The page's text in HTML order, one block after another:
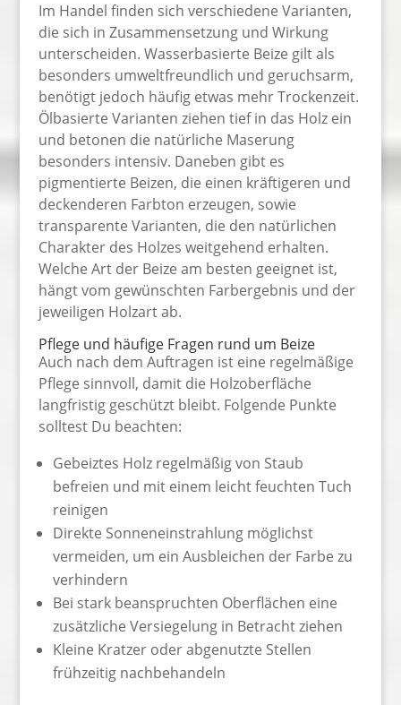
Im Handel finden sich verschiedene Varianten,
die sich in Zusammensetzung und Wirkung
unterscheiden. Wasserbasierte Beize gilt als
besonders umweltfreundlich und geruchsarm,
benötigt jedoch häufig etwas mehr Trockenzeit.
Ölbasierte Varianten ziehen tief in das Holz ein
und betonen die natürliche Maserung
besonders intensiv. Daneben gibt es
pigmentierte Beizen, die einen kräftigeren und
deckenderen Farbton erzeugen, sowie
transparente Varianten, die den natürlichen
Charakter des Holzes weitgehend erhalten.
Welche Art der Beize am besten geeignet ist,
hängt vom gewünschten Farbergebnis und der
jeweiligen Holzart ab.
Pflege und häufige Fragen rund um Beize
Auch nach dem Auftragen ist eine regelmäßige
Pflege sinnvoll, damit die Holzoberfläche
langfristig geschützt bleibt. Folgende Punkte
solltest Du beachten:
Gebeiztes Holz regelmäßig von Staub
befreien und mit einem leicht feuchten Tuch
reinigen
Direkte Sonneneinstrahlung möglichst
vermeiden, um ein Ausbleichen der Farbe zu
verhindern
Bei stark beanspruchten Oberflächen eine
zusätzliche Versiegelung in Betracht ziehen
Kleine Kratzer oder abgenutzte Stellen
frühzeitig nachbehandeln